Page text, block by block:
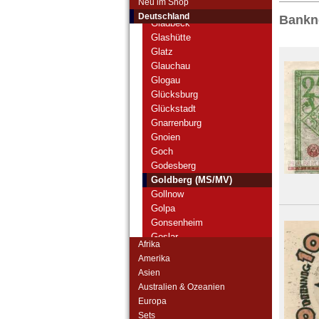
Deutschland
Gifhorn
Gladbeck
Glashütte
Glatz
Glauchau
Glogau
Glücksburg
Glückstadt
Gnarrenburg
Gnoien
Goch
Godesberg
Goldberg (MS/MV)
Gollnow
Golpa
Gonsenheim
Goslar
Grabow
Afrika
Amerika
Asien
Australien & Ozeanien
Europa
Sets